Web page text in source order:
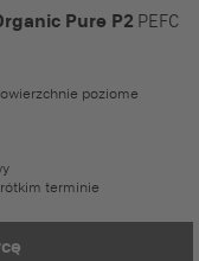
Pure P2 PEFC
poziome
terminie